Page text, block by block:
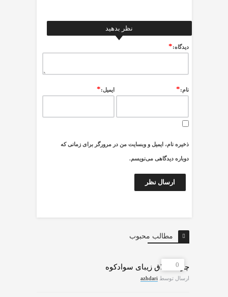
نظر بدهید
ديدگاه:*
نام:* ایمیل:*
ذخیره نام، ایمیل و وبسایت من در مرورگر برای زمانی که
دوباره دیدگاهی می‌نویسم.
مطالب محبوب
0
چرات ییلاق زیبای سوادکوه
ارسال توسط azhdari